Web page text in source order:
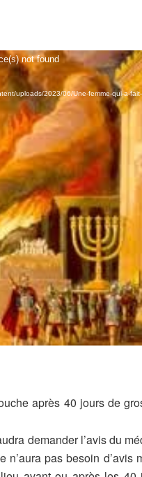
not found
uploads/2023/06/Une-femme-qui-a-
après 40 jours de
demander l’avis du
pas besoin d’avis